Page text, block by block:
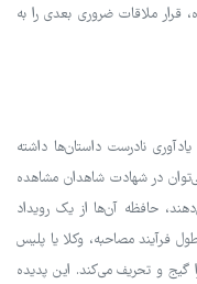
ملاقات ضروری بعدی را به
نادرست داستان‌ها داشته
در شهادت شاهدان مشاهده
حافظه آن‌ها از یک رویداد
فرآیند مصاحبه، وکلا یا پلیس
گیج و تحریف می‌کند. این پدیده